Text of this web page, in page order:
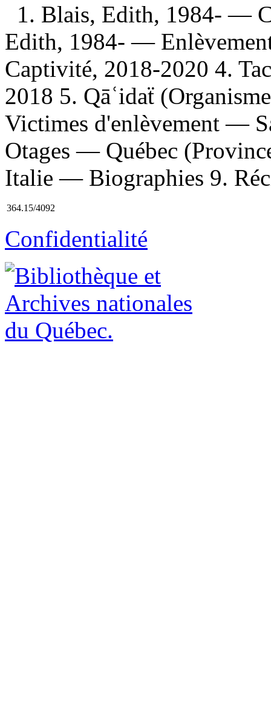
1. Blais, Edith, 1984- —
Edith, 1984- —
Captivité, 2018-2020 4.
2018 5. Qāʿidaẗ
Victimes d'enlèvement —
Otages — Québec
Italie — Biographies 9.
364.15/4092
Confidentialité